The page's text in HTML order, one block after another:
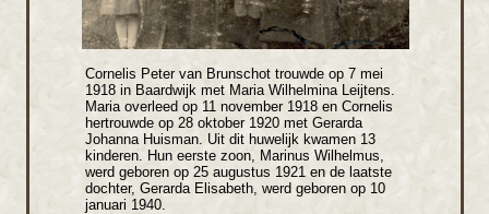
Cornelis Peter van Brunschot trouwde op 7 mei
1918 in Baardwijk met Maria Wilhelmina Leijtens.
Maria overleed op 11 november 1918 en Cornelis
hertrouwde op 28 oktober 1920 met Gerarda
Johanna Huisman. Uit dit huwelijk kwamen 13
kinderen. Hun eerste zoon, Marinus Wilhelmus,
werd geboren op 25 augustus 1921 en de laatste
dochter, Gerarda Elisabeth, werd geboren op 10
januari 1940.